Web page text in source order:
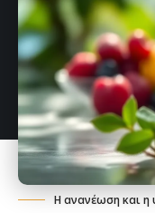
Η ανανέωση και η